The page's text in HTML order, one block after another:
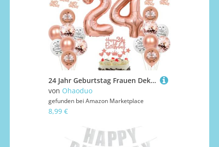
24 Jahr Geburtstag Frauen Deko 24. Geburtstag Frauen Rosegold Tortendeko 24 Luftballon 24 Jahr Frauen 24 Geburtstagsdeko Rosegold 24 Dekoration
von Ohaoduo
gefunden bei Amazon Marketplace
8,99 €